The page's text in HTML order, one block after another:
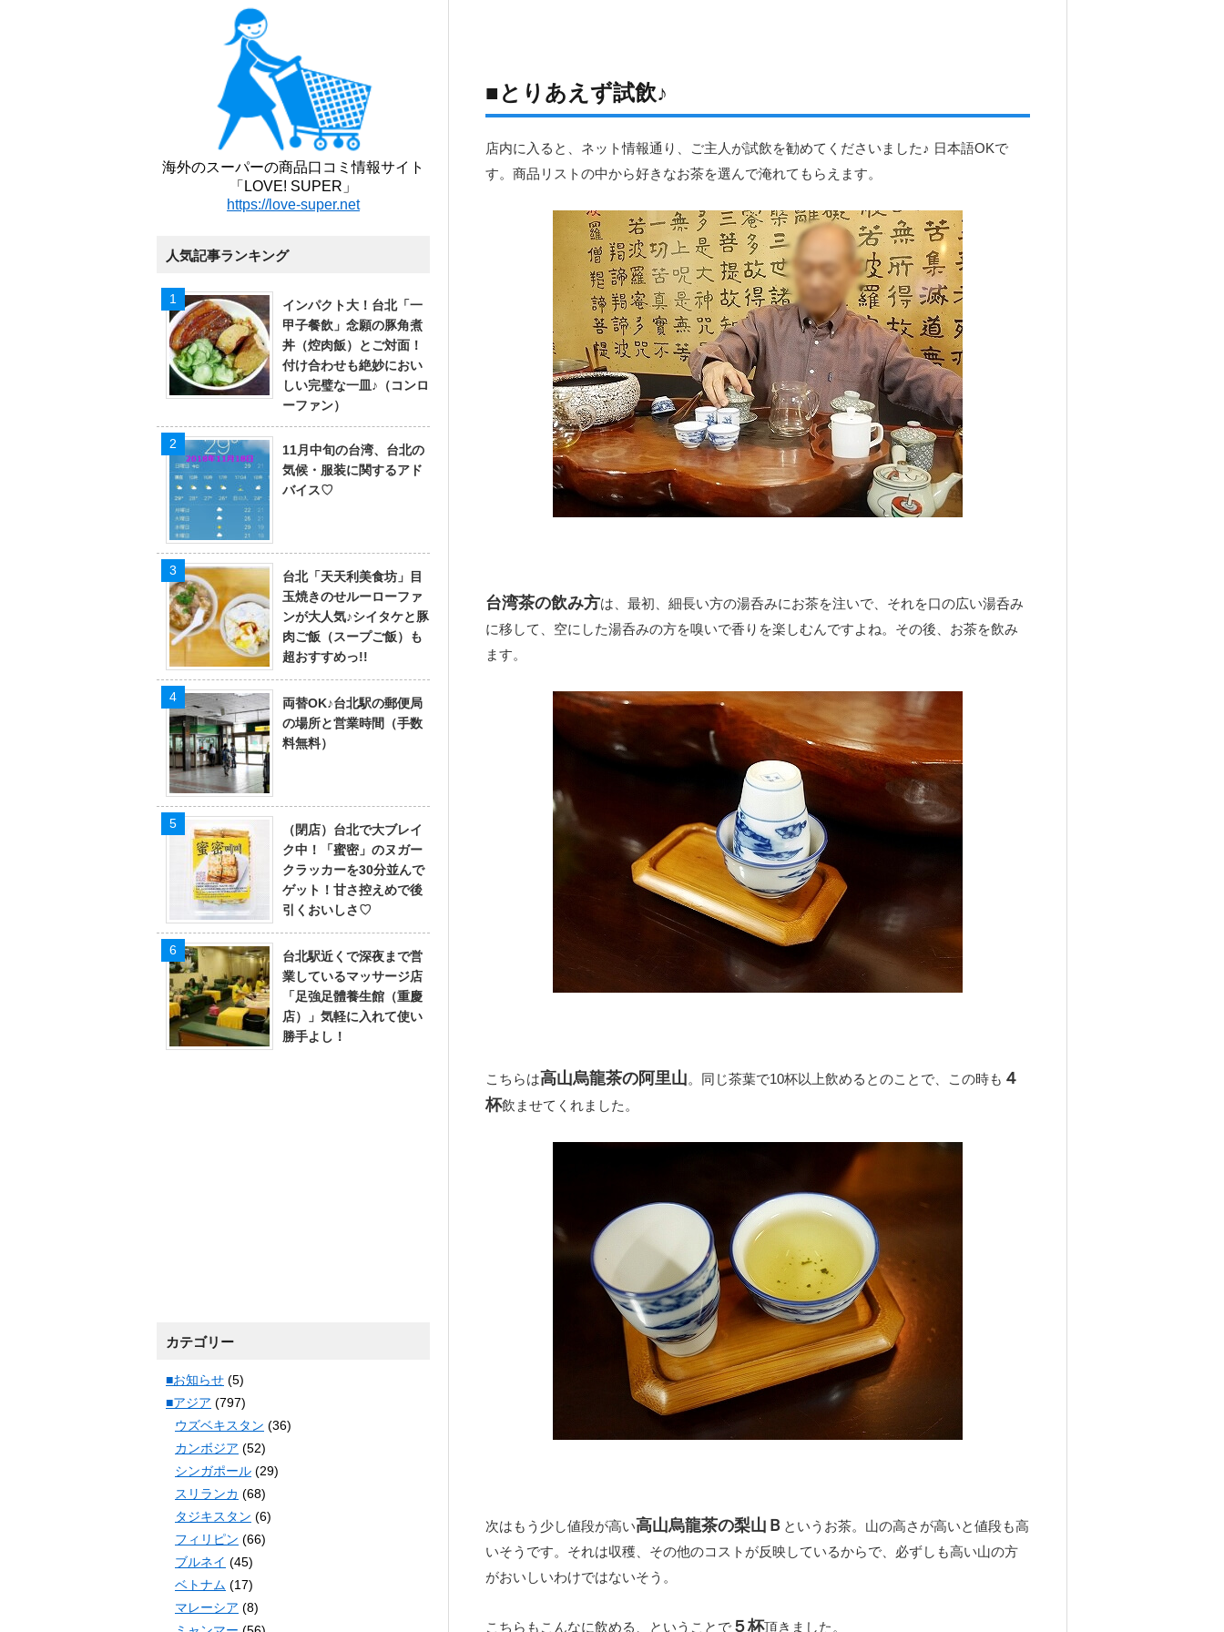
■とりあえず試飲♪
店内に入ると、ネット情報通り、ご主人が試飲を勧めてくださいました♪ 日本語OKで
す。商品リストの中から好きなお茶を選んで淹れてもらえます。
台湾茶の飲み方は、最初、細長い方の湯呑みにお茶を注いで、それを口の広い湯呑み
に移して、空にした湯呑みの方を嗅いで香りを楽しむんですよね。その後、お茶を飲み
ます。
こちらは高山烏龍茶の阿里山。同じ茶葉で10杯以上飲めるとのことで、この時も ４
杯飲ませてくれました。
次はもう少し値段が高い高山烏龍茶の梨山Ｂ というお茶。山の高さが高いと値段も高
いそうです。それは収穫、その他のコストが反映しているからで、必ずしも高い山の方
がおいしいわけではないそう。
こちらもこんなに飲める、ということで ５杯頂きました。
海外のスーパーの商品口コミ情報サイト
「LOVE! SUPER」
https://love-super.net
人気記事ランキング
インパクト大！台北「一
甲子餐飲」念願の豚角煮
丼（焢肉飯）とご対面！
付け合わせも絶妙におい
しい完璧な一皿♪（コンロ
ーファン）
11月中旬の台湾、台北の
気候・服装に関するアド
バイス♡
台北「天天利美食坊」目
玉焼きのせルーローファ
ンが大人気♪シイタケと豚
肉ご飯（スープご飯）も
超おすすめっ!!
両替OK♪台北駅の郵便局
の場所と営業時間（手数
料無料）
（閉店）台北で大ブレイ
ク中！「蜜密」のヌガー
クラッカーを30分並んで
ゲット！甘さ控えめで後
引くおいしさ♡
台北駅近くで深夜まで営
業しているマッサージ店
「足強足體養生館（重慶
店）」気軽に入れて使い
勝手よし！
カテゴリー
■お知らせ (5)
■アジア (797)
ウズベキスタン (36)
カンボジア (52)
シンガポール (29)
スリランカ (68)
タジキスタン (6)
フィリピン (66)
ブルネイ (45)
ベトナム (17)
マレーシア (8)